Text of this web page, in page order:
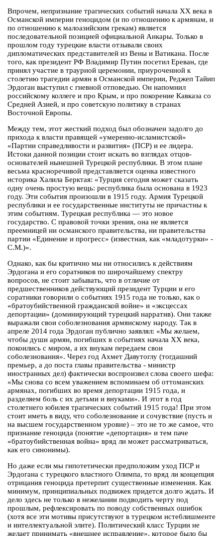
Впрочем, непризнание трагических событий начала ХХ века в
Османской империи геноцидом (и по отношению к армянам, и
по отношению к малоазийским грекам) является
последовательной позицией официальной Анкары. Только в
прошлом году турецкие власти отзывали своих
дипломатических представителей из Вены и Ватикана. После
того, как президент РФ Владимир Путин посетил Ереван, где
принял участие в траурной церемонии, приуроченной к
столетию трагедии армян в Османской империи, Реджеп Тайип
Эрдоган выступил с гневной отповедью. Он напомнил
российскому коллеге и про Крым, и про покорение Кавказа со
Средней Азией, и про советскую политику в странах
Восточной Европы.
Между тем, этот жесткий подход был обозначен задолго до
прихода к власти правящей «умеренно-исламистской»
«Партии справедливости и развития» (ПСР) и ее лидера.
Истоки данной позиции стоит искать во взглядах отцов-
основателей нынешней Турецкой республики. В этом плане
весьма красноречивой представляется оценка известного
историка Халила Берктая: «Турция сегодня может сказать
одну очень простую вещь: республика была основана в 1923
году. Эти события произошли в 1915 году. Армия Турецкой
республики и ее государственные институты не причастны к
этим событиям. Турецкая республика — это новое
государство. С правовой точки зрения, она не является
преемницей ни османского правительства, ни правительства
партии «Единение и прогресс» (известная, как «младотурки» -
С.М.)».
Однако, как бы критично мы ни относились к действиям
Эрдогана и его соратников по широчайшему спектру
вопросов, не стоит забывать, что в отличие от
предшественников действующий президент Турции и его
соратники говорили о событиях 1915 года не только, как о
«братоубийственной гражданской войне» и «эксцессах
депортации» (доминирующий турецкий нарратив). Они также
выражали свои соболезнования армянскому народу. Так в
апреле 2014 года Эрдоган публично заявлял: «Мы желаем,
чтобы души армян, погибших в событиях начала ХХ века,
покоились с миром, а их внукам передаем свои
соболезнования». Через год Ахмет Давутоглу (тогдашний
премьер, а до поста главы правительства - министр
иностранных дел) фактически воспроизвел слова своего шефа:
«Мы снова со всем уважением вспоминаем об оттоманских
армянах, погибших во время депортации 1915 года, и
разделяем боль с их детьми и внуками». И этот в год
столетнего юбилея трагических событий 1915 года! При этом
стоит иметь в виду, что соболезнование и сочувствие (пусть и
на высшем государственном уровне) – это не то же самое, что
признание геноцида (понятие «депортация» и тем паче
«братоубийственная война» вряд ли может рассматриваться,
как его синонимы).
Но даже если мы гипотетически предположим уход ПСР и
Эрдогана с турецкого властного Олимпа, то вряд ли концепция
отрицания геноцида претерпит существенные изменения. Как
минимум, принципиальных подвижек придется долго ждать. И
дело здесь не только в нежелании подводить черту под
прошлым, рефлексировать по поводу собственных ошибок
(хотя все эти мотивы присутствуют в турецком истеблишменте
и интеллектуальной элите). Политический класс Турции не
желает принимать «внешнее исправление», которое было бы